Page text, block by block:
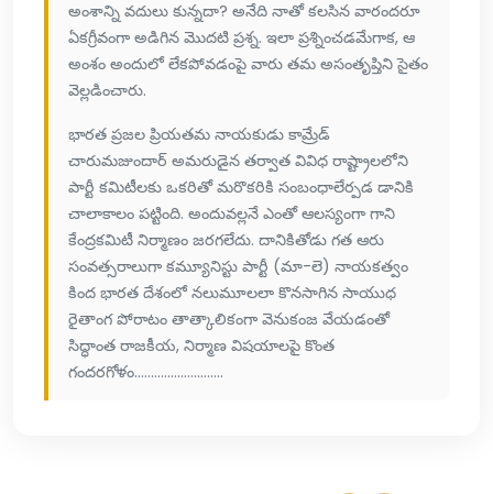
అంశాన్ని వదులు కున్నదా? అనేది నాతో కలసిన వారందరూ
ఏకగ్రీవంగా అడిగిన మొదటి ప్రశ్న. ఇలా ప్రశ్నించడమేగాక, ఆ
అంశం అందులో లేకపోవడంపై వారు తమ అసంతృప్తిని సైతం
వెల్లడించారు.
భారత ప్రజల ప్రియతమ నాయకుడు కామ్రేడ్
చారుమజుందార్ అమరుడైన తర్వాత వివిధ రాష్ట్రాలలోని
పార్టీ కమిటీలకు ఒకరితో మరొకరికి సంబంధాలేర్పడ డానికి
చాలాకాలం పట్టింది. అందువల్లనే ఎంతో ఆలస్యంగా గాని
కేంద్రకమిటీ నిర్మాణం జరగలేదు. దానికితోడు గత ఆరు
సంవత్సరాలుగా కమ్యూనిస్టు పార్టీ (మా-లె) నాయకత్వం
కింద భారత దేశంలో నలుమూలలా కొనసాగిన సాయుధ
రైతాంగ పోరాటం తాత్కాలికంగా వెనుకంజ వేయడంతో
సిద్ధాంత రాజకీయ, నిర్మాణ విషయాలపై కొంత
గందరగోళం...........................